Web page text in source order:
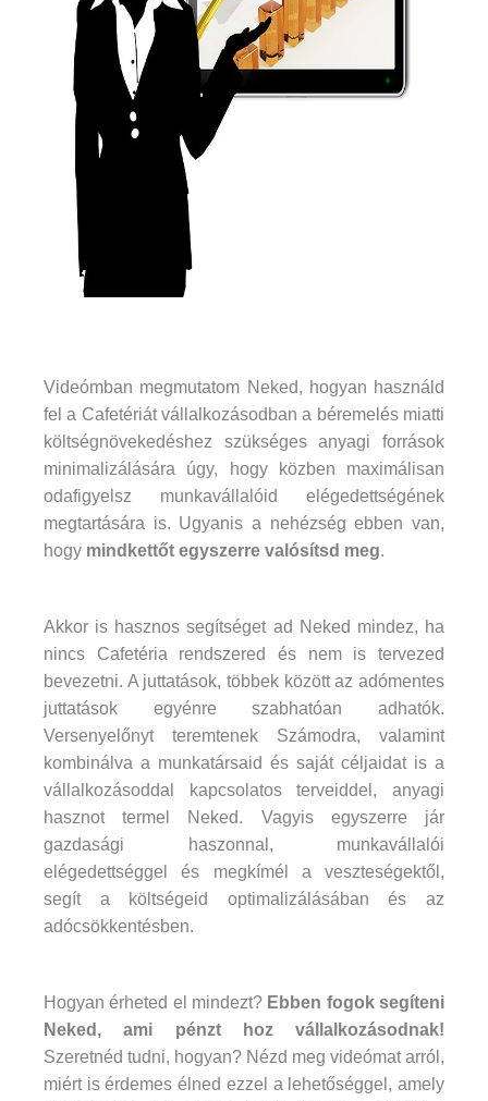
Videómban megmutatom Neked, hogyan használd
fel a Cafetériát vállalkozásodban a béremelés miatti
költségnövekedéshez szükséges anyagi források
minimalizálására úgy, hogy közben maximálisan
odafigyelsz munkavállalóid elégedettségének
megtartására is. Ugyanis a nehézség ebben van,
hogy mindkettőt egyszerre valósítsd meg.
Akkor is hasznos segítséget ad Neked mindez, ha
nincs Cafetéria rendszered és nem is tervezed
bevezetni. A juttatások, többek között az adómentes
juttatások egyénre szabhatóan adhatók.
Versenyelőnyt teremtenek Számodra, valamint
kombinálva a munkatársaid és saját céljaidat is a
vállalkozásoddal kapcsolatos terveiddel, anyagi
hasznot termel Neked. Vagyis egyszerre jár
gazdasági haszonnal, munkavállalói
elégedettséggel és megkímél a veszteségektől,
segít a költségeid optimalizálásában és az
adócsökkentésben.
Hogyan érheted el mindezt? Ebben fogok segíteni
Neked, ami pénzt hoz vállalkozásodnak!
Szeretnéd tudni, hogyan? Nézd meg videómat arról,
miért is érdemes élned ezzel a lehetőséggel, amely